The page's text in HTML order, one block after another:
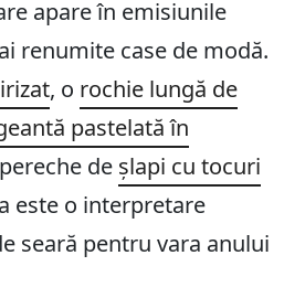
apare în emisiunile
renumite case de modă.
, o rochie lungă de
pastelată în
de șlapi cu tocuri
este o interpretare
seară pentru vara anului